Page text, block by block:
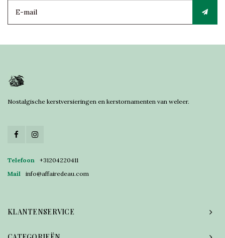
Nostalgische kerstversieringen en kerstornamenten van weleer.
Telefoon
+31204220411
Mail
info@affairedeau.com
KLANTENSERVICE